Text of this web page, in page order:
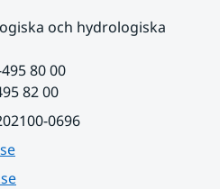
och hydrologiska
80 00
82 00
0696